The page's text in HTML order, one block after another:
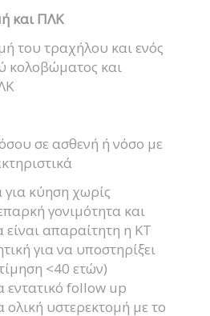
και ΠΛΚ
του τραχήλου και ενός
κολοβώματος και
σε ασθενή ή νόσο με
για κύηση χωρίς
γονιμότητα και
είναι απαραίτητη η ΚΤ
για να υποστηρίξει
<40 ετών)
follow up
υστερεκτομή με το